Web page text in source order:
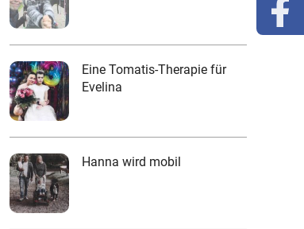
Eine Tomatis-Therapie für
Evelina
Hanna wird mobil